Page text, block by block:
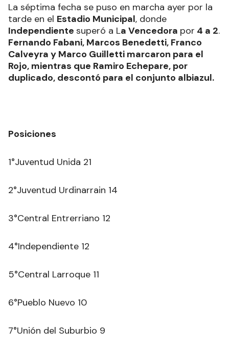
La séptima fecha se puso en marcha ayer por la
tarde en el Estadio Municipal, donde
Independiente superó a La Vencedora por 4 a 2.
Fernando Fabani, Marcos Benedetti, Franco
Calveyra y Marco Guilletti marcaron para el
Rojo, mientras que Ramiro Echepare, por
duplicado, descontó para el conjunto albiazul.
Posiciones
1°Juventud Unida 21
2°Juventud Urdinarrain 14
3°Central Entrerriano 12
4°Independiente 12
5°Central Larroque 11
6°Pueblo Nuevo 10
7°Unión del Suburbio 9